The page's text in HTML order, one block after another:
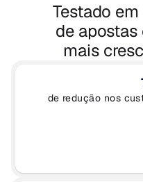
Testado
de
mais
de redução nos